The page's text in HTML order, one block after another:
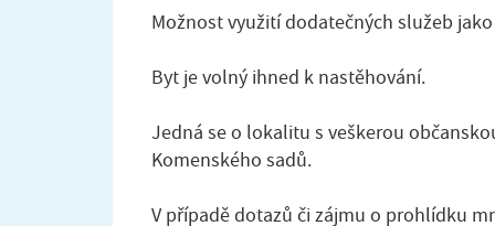
Možnost využití dodatečných služeb
Byt je volný ihned k nastěhování.
Jedná se o lokalitu s veškerou
Komenského sadů.
V případě dotazů či zájmu o prohlídku